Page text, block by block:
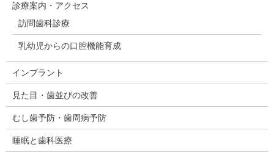
診療案内・アクセス
訪問歯科診療
乳幼児からの口腔機能育成
インプラント
見た目・歯並びの改善
むし歯予防・歯周病予防
睡眠と歯科医療